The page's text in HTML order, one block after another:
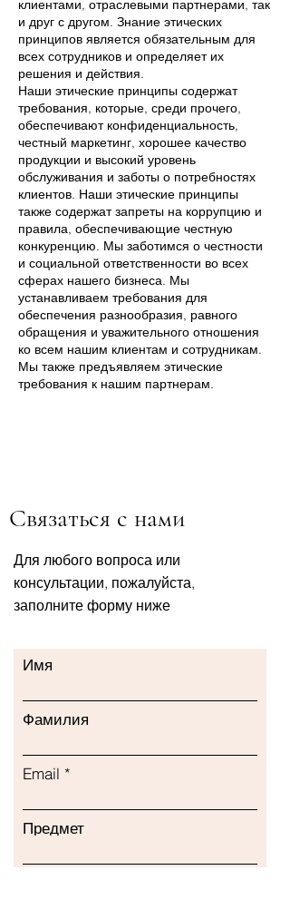
клиентами, отраслевыми партнерами, так
и друг с другом. Знание этических
принципов является обязательным для
всех сотрудников и определяет их
решения и действия.
Наши этические принципы содержат
требования, которые, среди прочего,
обеспечивают конфиденциальность,
честный маркетинг, хорошее качество
продукции и высокий уровень
обслуживания и заботы о потребностях
клиентов. Наши этические принципы
также содержат запреты на коррупцию и
правила, обеспечивающие честную
конкуренцию. Мы заботимся о честности
и социальной ответственности во всех
сферах нашего бизнеса. Мы
устанавливаем требования для
обеспечения разнообразия, равного
обращения и уважительного отношения
ко всем нашим клиентам и сотрудникам.
Мы также предъявляем этические
требования к нашим партнерам.
Связаться с нами
Для любого вопроса или
консультации, пожалуйста,
заполните форму ниже
Имя
Фамилия
Email
Предмет